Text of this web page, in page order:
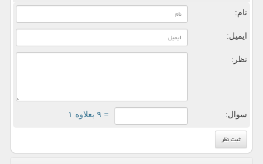
نام:
ایمیل:
نظر:
سوال: = ۹ بعلاوه ۱